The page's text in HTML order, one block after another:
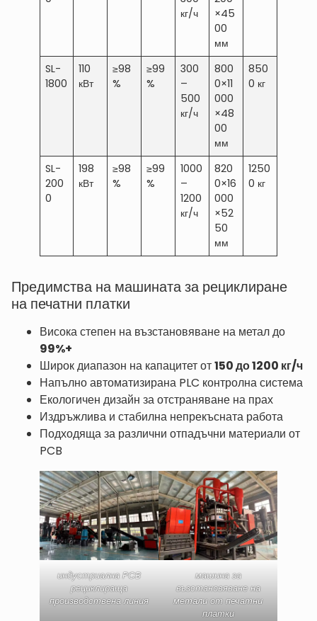
кг/ч
×45
00
мм
SL-
1800
110
кВт
≥98
%
≥99
%
300
–
500
кг/ч
800
0×11
000
×48
00
мм
850
0 кг
SL-
200
0
198
кВт
≥98
%
≥99
%
1000
–
1200
кг/ч
820
0×16
000
×52
50
мм
1250
0 кг
Предимства на машината за рециклиране
на печатни платки
Висока степен на възстановяване на метал до
99%+
Широк диапазон на капацитет от150 до 1200 кг/ч
Напълно автоматизирана PLC контролна система
Екологичен дизайн за отстраняване на прах
Издръжлива и стабилна непрекъсната работа
Подходяща за различни отпадъчни материали от
PCB
индустриална PCB
рециклираща
производствена линия
машина за
възстановяване на
метали от печатни
платки